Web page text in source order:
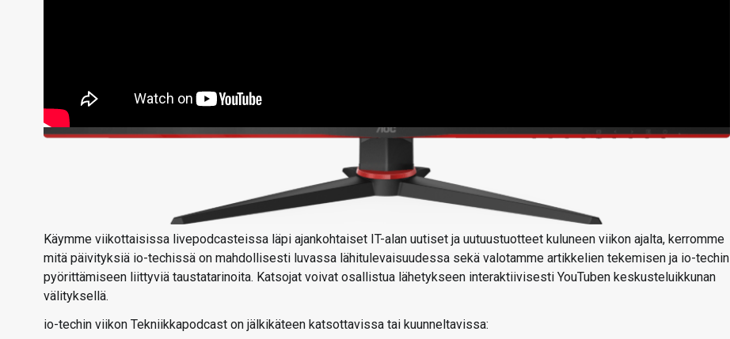
Käymme viikottaisissa livepodcasteissa läpi ajankohtaiset IT-alan uutiset ja uutuustuotteet kuluneen viikon ajalta, kerromme
mitä päivityksiä io-techissä on mahdollisesti luvassa lähitulevaisuudessa sekä valotamme artikkelien tekemisen ja io-techin
pyörittämiseen liittyviä taustatarinoita. Katsojat voivat osallistua lähetykseen interaktiivisesti YouTuben keskusteluikkunan
välityksellä.
io-techin viikon Tekniikkapodcast on jälkikäteen katsottavissa tai kuunneltavissa: